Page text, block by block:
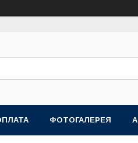
ФОТОГАЛЕРЕЯ